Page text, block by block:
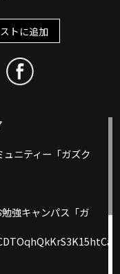
トに追加
ニティー「ガズク
強キャンパス「ガ